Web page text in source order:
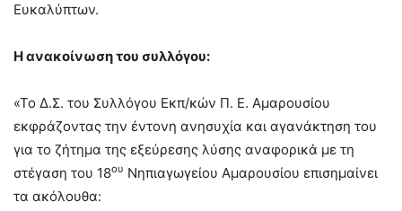
Ευκαλύπτων.
Η ανακοίνωση του συλλόγου:
«Το Δ.Σ. του Συλλόγου Εκπ/κών Π. Ε. Αμαρουσίου
εκφράζοντας την έντονη ανησυχία και αγανάκτηση του
για το ζήτημα της εξεύρεσης λύσης αναφορικά με τη
στέγαση του 18ου Νηπιαγωγείου Αμαρουσίου επισημαίνει
τα ακόλουθα: